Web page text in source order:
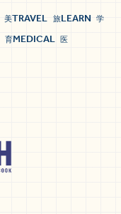
美TRAVEL 旅LEARN 学
育MEDICAL 医